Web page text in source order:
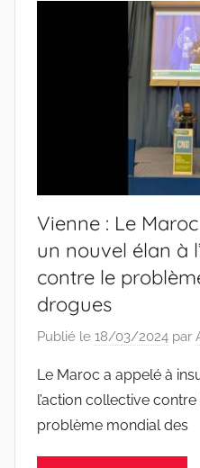
Vienne : Le
un nouvel élan à
contre le
drogues
Publié le 18/03/2024 par
Le Maroc a appelé à
l’action collective
problème mondial des